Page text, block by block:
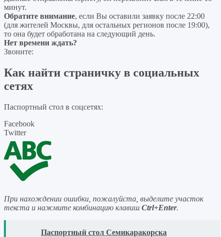
минут.
Обратите внимание, если Вы оставили заявку после 22:00
(для жителей Москвы, для остальных регионов после 19:00),
то она будет обработана на следующий день.
Нет времени ждать?
Звоните:
Как найти страничку в социальных
сетях
Паспортный стол в соцсетях:
Facebook
Twitter
При нахождении ошибки, пожалуйста, выделите участок
текста и нажмите комбинацию клавиш Ctrl+Enter.
Паспортный стол Семикаракорска